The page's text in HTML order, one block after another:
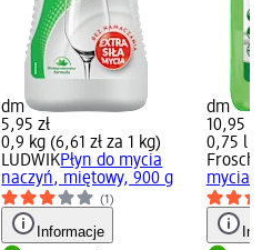
dm
5,95 zł
0,9 kg (6,61 zł za 1 kg)
LUDWIKPłyn do mycia
naczyń, miętowy, 900 g
(1)
Informacje
dm
10,95 zł
0,75 l
Frosch
mycia